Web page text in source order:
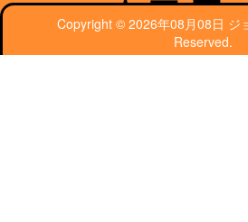
Copyright © 2026年08月08日 ジ
Reserved.